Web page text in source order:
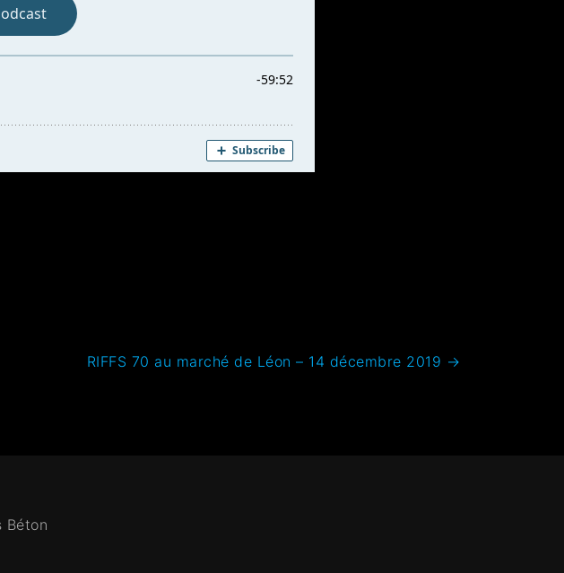
RIFFS 70 au marché de Léon – 14 décembre 2019 →